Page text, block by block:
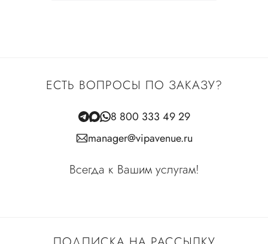
ЕСТЬ ВОПРОСЫ ПО ЗАКАЗУ?
8 800 333 49 29
manager@vipavenue.ru
Всегда к Вашим услугам!